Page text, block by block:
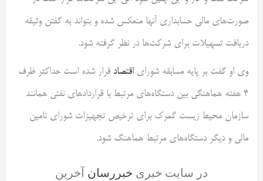
صورت‌های مالی حسابداری آنها منعکس شده و بتواند به گفتن وثیقه
دریافت تسهیلات برای شرکت‌ها در نظر گرفته شود.
وی او گفت بر پایه مسابقه شورای اقتصاد قرار شده است حداکثر ظرف
۴ هفته هماهنگی بین دستگاه‌های مرتبط با قراردادهای نفتی همانند
سازمان محیط زیست گمرک برای ترخیص تجهیزات شورای تامین
مالی و دیگر دستگاه‌های مرتبط هماهنگ شود.
در سایت خبری خبررسان آخرین